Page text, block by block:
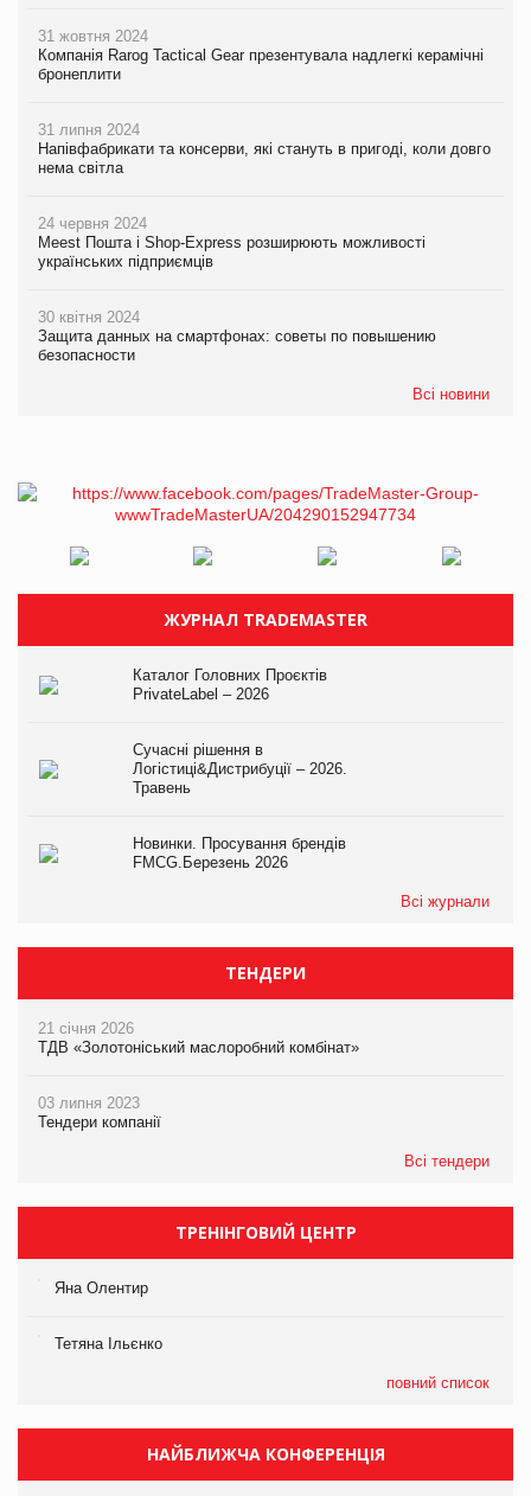
31 жовтня 2024
Компанія Rarog Tactical Gear презентувала надлегкі керамічні
бронеплити
31 липня 2024
Напівфабрикати та консерви, які стануть в пригоді, коли довго
нема світла
24 червня 2024
Meest Пошта і Shop-Express розширюють можливості
українських підприємців
30 квітня 2024
Защита данных на смартфонах: советы по повышению
безопасности
Всі новини
ЖУРНАЛ TRADEMASTER
Каталог Головних Проєктів
PrivateLabel – 2026
Сучасні рішення в
Логістиці&Дистрибуції – 2026.
Травень
Новинки. Просування брендів
FMCG.Березень 2026
Всі журнали
ТЕНДЕРИ
21 січня 2026
ТДВ «Золотоніський маслоробний комбінат»
03 липня 2023
Тендери компанії
Всі тендери
ТРЕНІНГОВИЙ ЦЕНТР
Яна Олентир
Тетяна Ільєнко
повний список
НАЙБЛИЖЧА КОНФЕРЕНЦІЯ